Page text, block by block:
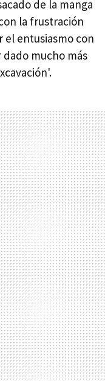
de la manga
la frustración
el entusiasmo con
mucho más